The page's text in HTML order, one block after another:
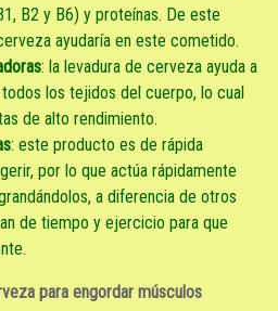
B2 y B6) y proteínas. De este
ayudaría en este cometido.
: la levadura de cerveza ayuda a
los tejidos del cuerpo, lo cual
de alto rendimiento.
: este producto es de rápida
por lo que actúa rápidamente
a diferencia de otros
de tiempo y ejercicio para que
para engordar músculos